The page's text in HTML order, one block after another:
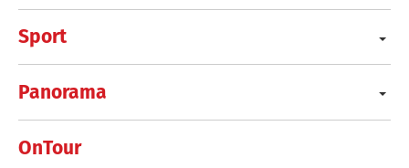
Sport
Panorama
OnTour